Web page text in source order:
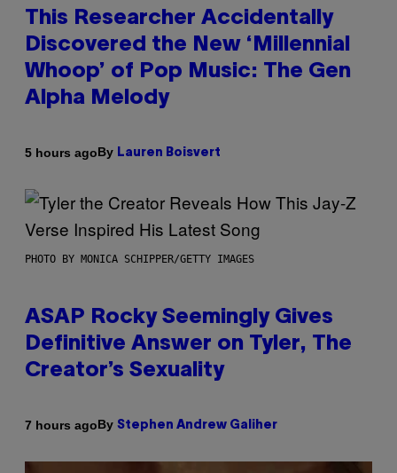
This Researcher Accidentally
Discovered the New ‘Millennial
Whoop’ of Pop Music: The Gen
Alpha Melody
5 hours agoBy Lauren Boisvert
PHOTO BY MONICA SCHIPPER/GETTY IMAGES
ASAP Rocky Seemingly Gives
Definitive Answer on Tyler, The
Creator’s Sexuality
7 hours agoBy Stephen Andrew Galiher